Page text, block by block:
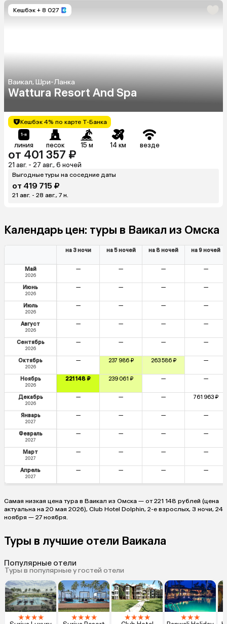
Кешбэк + 8 027
Ваикал, Шри-Ланка
Wattura Resort And Spa
Кешбэк 4% по карте Т-Банка
линия песок 15 м 14 км везде
от 401 357 ₽
21 авг. - 27 авг., 6 ночей
Выгодные туры на соседние даты
от 419 715 ₽
21 авг. - 28 авг., 7 н.
Календарь цен: туры в Ваикал из Омска
на 3 ночи на 5 ночей на 8 ночей на 9 ночей
Май
2026
— — — —
Июнь
2026
— — — —
Июль
2026
— — — —
Август
2026
— — — —
Сентябрь
2026
— — — —
Октябрь
2026
— 237 986 ₽ 263 586 ₽ —
Ноябрь
2026
221 148 ₽ 239 061 ₽ — —
Декабрь
2026
— — — 761 963 ₽
Январь
2027
— — — —
Февраль
2027
— — — —
Март
2027
— — — —
Апрель
2027
— — — —
Самая низкая цена тура в Ваикал из Омска — от 221 148 рублей (цена
актуальна на 20 мая 2026), Club Hotel Dolphin, 2-е взрослых, 3 ночи, 24
ноября — 27 ноября.
Туры в лучшие отели Ваикала
Популярные отели
Туры в популярные у гостей отели
★★★★ ★★★★ ★★★★ ★★★